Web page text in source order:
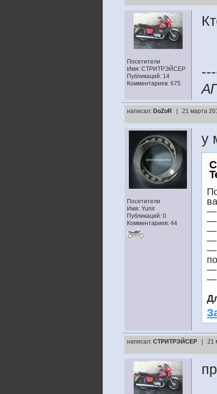
Посетители
Имя: СТРИТРЭЙСЕР
Публикаций: 14
Комментариев: 675
написал: DoZoR | 21 марта
Посетители
Имя: Yunir
Публикаций: 0
Комментариев: 44
у
—
—
—
—
—
—
—
написал: СТРИТРЭЙСЕР | 21